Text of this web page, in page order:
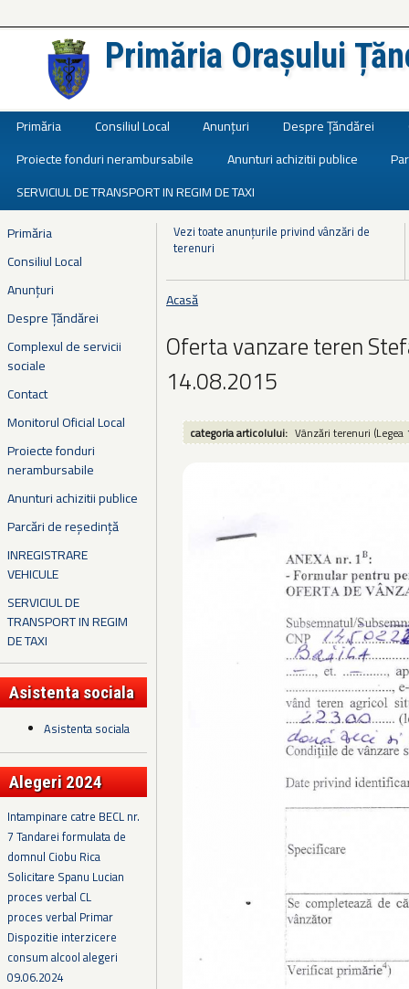
Primăria Orașului
Primăria Consiliul Local Anunțuri Despre Țăndărei
Proiecte fonduri nerambursabile
Anunturi achizitii publice
SERVICIUL DE TRANSPORT IN REGIM DE TAXI
Primăria
Consiliul Local
Anunțuri
Despre Țăndărei
Complexul de servicii
sociale
Contact
Monitorul Oficial Local
Proiecte fonduri
nerambursabile
Anunturi achizitii publice
Parcări de reședință
INREGISTRARE
VEHICULE
SERVICIUL DE
TRANSPORT IN REGIM
DE TAXI
Asistenta sociala
Asistenta sociala
Alegeri 2024
Intampinare catre BECL nr.
7 Tandarei formulata de
domnul Ciobu Rica
Solicitare Spanu Lucian
proces verbal CL
proces verbal Primar
Dispozitie interzicere
consum alcool alegeri
09.06.2024
Vezi toate anunțurile privind vânzări de
terenuri
Eşti aici
Acasă
Oferta vanzare teren
14.08.2015
categoria articolului: Vânzări terenuri (Legea